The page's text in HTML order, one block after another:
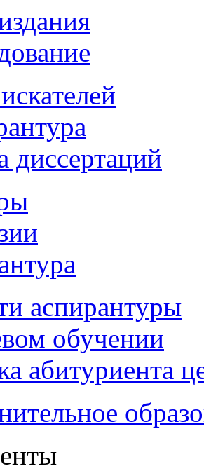
диссертаций
аспирантуры
обучении
абитуриента